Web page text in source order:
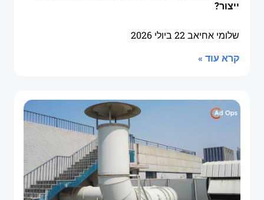
ייצור?
שלומי אחיאב22 ביולי 2026
קרא עוד »